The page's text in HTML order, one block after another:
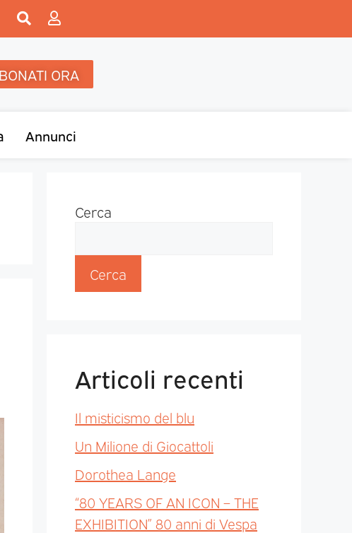
ORA
Annunci
Cerca
Cerca
Articoli recenti
Il misticismo del blu
Un Milione di Giocattoli
Dorothea Lange
“80 YEARS OF AN ICON – THE
EXHIBITION” 80 anni di Vespa